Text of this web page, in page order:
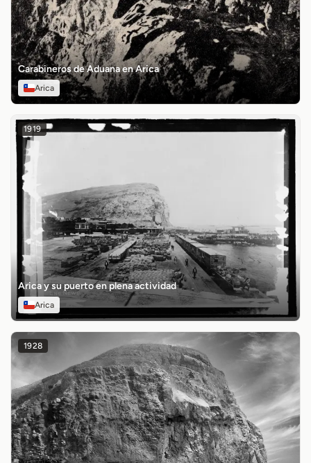
Carabineros de Aduana en Arica
Arica
1919
Arica y su puerto en plena actividad
Arica
1928